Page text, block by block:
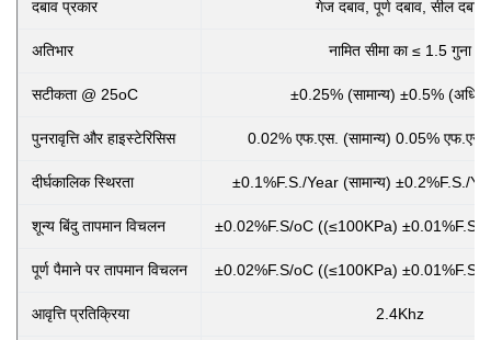
दबाव प्रकार गेज दबाव, पूर्ण दबाव, सील दबाव
अतिभार नामित सीमा का ≤ 1.5 गुना
सटीकता @ 25oC ±0.25% (सामान्य) ±0.5%
पुनरावृत्ति और हाइस्टेरिसिस 0.02% एफ.एस. (सामान्य) 0.05%
दीर्घकालिक स्थिरता ±0.1%F.S./Year (सामान्य) ±0.2%F.S./
शून्य बिंदु तापमान विचलन ±0.02%F.S/oC ((≤100KPa) ±0.01%F.S/
पूर्ण पैमाने पर तापमान विचलन ±0.02%F.S/oC ((≤100KPa) ±0.01%F.S/
आवृत्ति प्रतिक्रिया 2.4Khz